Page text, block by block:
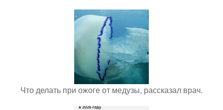
Что делать при ожоге от медузы, рассказал врач.